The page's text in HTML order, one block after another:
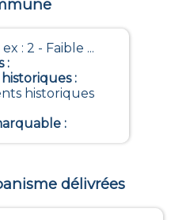
ex : 2 - Faible ...
:
:
historiques
:
délivrées